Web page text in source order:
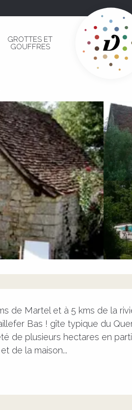
GROTTES ET
GOUFFRES
de Martel et à 5 kms de la
Bas ! gîte typique du
de plusieurs hectares en
de la maison...